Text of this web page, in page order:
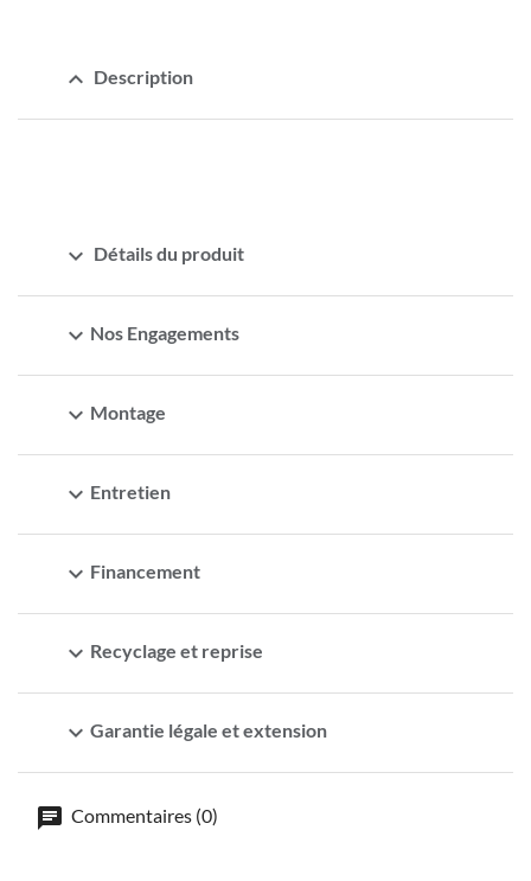
expand_less Description
expand_more Détails du produit
expand_more Nos Engagements
expand_more Montage
expand_more Entretien
expand_more Financement
expand_more Recyclage et reprise
expand_more Garantie légale et extension
Commentaires (0)